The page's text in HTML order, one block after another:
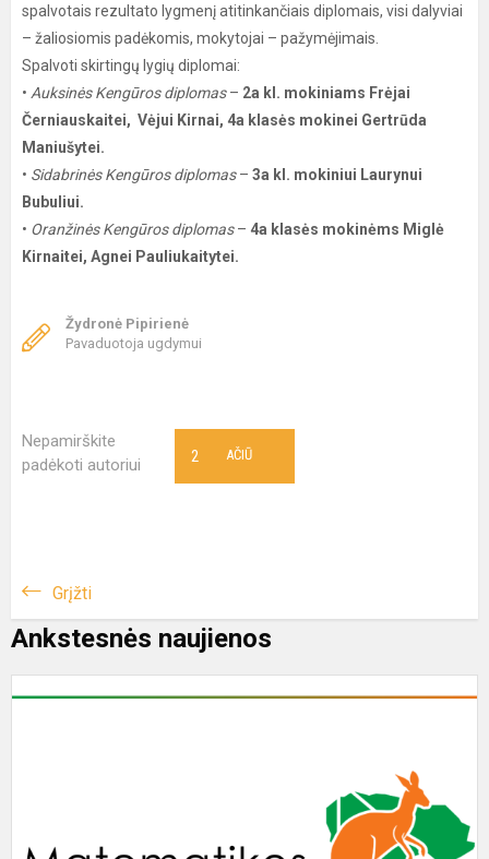
spalvotais rezultato lygmenį atitinkančiais diplomais, visi dalyviai
– žaliosiomis padėkomis, mokytojai – pažymėjimais.
Spalvoti skirtingų lygių diplomai:
• Auksinės Kengūros diplomas– 2a kl. mokiniams Frėjai
Černiauskaitei, Vėjui Kirnai, 4a klasės mokinei Gertrūda
Maniušytei.
• Sidabrinės Kengūros diplomas– 3a kl. mokiniui Laurynui
Bubuliui.
• Oranžinės Kengūros diplomas– 4a klasės mokinėms Miglė
Kirnaitei, Agnei Pauliukaitytei.
Žydronė Pipirienė
Pavaduotoja ugdymui
Nepamirškite
padėkoti autoriui
AČIŪ
2
Grįžti
Ankstesnės naujienos